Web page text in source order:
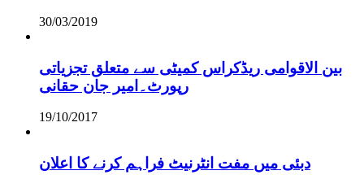
30/03/2019
بین الاقوامی ریڈکراس کمیٹی سے متعلق تجزیاتی
رپورٹ۔امیر جان حقانی
19/10/2017
دبئی میں مفت انٹرنیٹ فراہم کرنے کا اعلان